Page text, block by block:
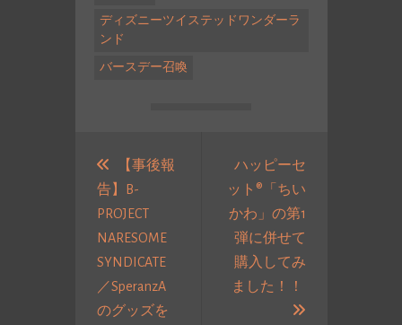
ディズニーツイステッドワンダーラ
ンド
バースデー召喚
【事後報
告】B-
PROJECT
NARESOME
SYNDICATE
／SperanzA
のグッズを
ハッピーセ
ット®「ちい
かわ」の第1
弾に併せて
購入してみ
ました！！
次